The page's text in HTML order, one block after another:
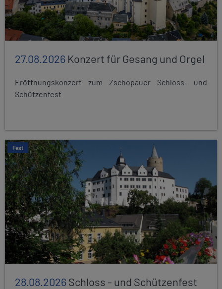
27.08.2026 Konzert für Gesang und Orgel
Eröffnungskonzert zum Zschopauer Schloss- und
Schützenfest
Fest
28.08.2026Schloss - und Schützenfest